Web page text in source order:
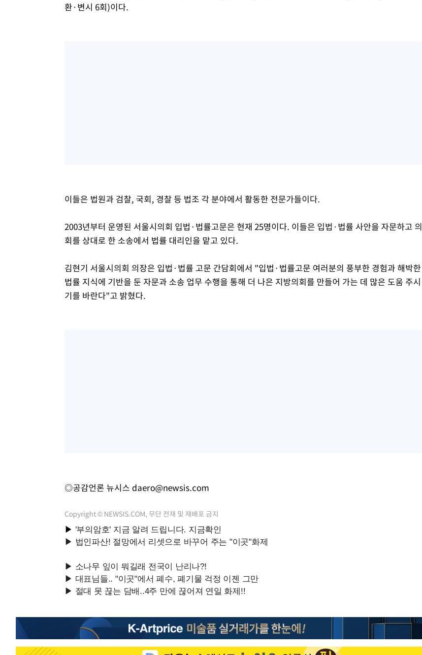
환·변시 6회)이다.
이들은 법원과 검찰, 국회, 경찰 등 법조 각 분야에서 활동한 전문가들이다.
2003년부터 운영된 서울시의회 입법·법률고문은 현재 25명이다. 이들은 입법·법률 사안을 자문하고 의
회를 상대로 한 소송에서 법률 대리인을 맡고 있다.
김현기 서울시의회 의장은 입법·법률 고문 간담회에서 "입법·법률고문 여러분의 풍부한 경험과 해박한
법률 지식에 기반을 둔 자문과 소송 업무 수행을 통해 더 나은 지방의회를 만들어 가는 데 많은 도움 주시
기를 바란다"고 밝혔다.
◎공감언론 뉴시스 daero@newsis.com
Copyright © NEWSIS.COM, 무단 전재 및 재배포 금지